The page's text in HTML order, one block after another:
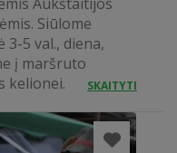
Siūlome
5 val., diena,
į maršruto
kelionei.
SKAITYTI